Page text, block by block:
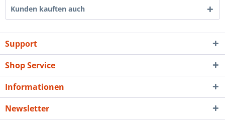
Kunden kauften auch
Support
Shop Service
Informationen
Newsletter